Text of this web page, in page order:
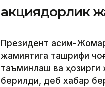
акциядорлик
Президент Қасим-
жамиятига ташрифи
таъминлаш ва ҳозирги
берилди, деб хабар